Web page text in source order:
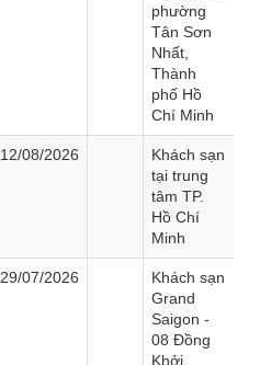
phường
Tân Sơn
Nhất,
Thành
phố Hồ
Chí Minh
12/08/2026
Khách sạn
tại trung
tâm TP.
Hồ Chí
Minh
29/07/2026
Khách sạn
Grand
Saigon -
08 Đồng
Khởi,